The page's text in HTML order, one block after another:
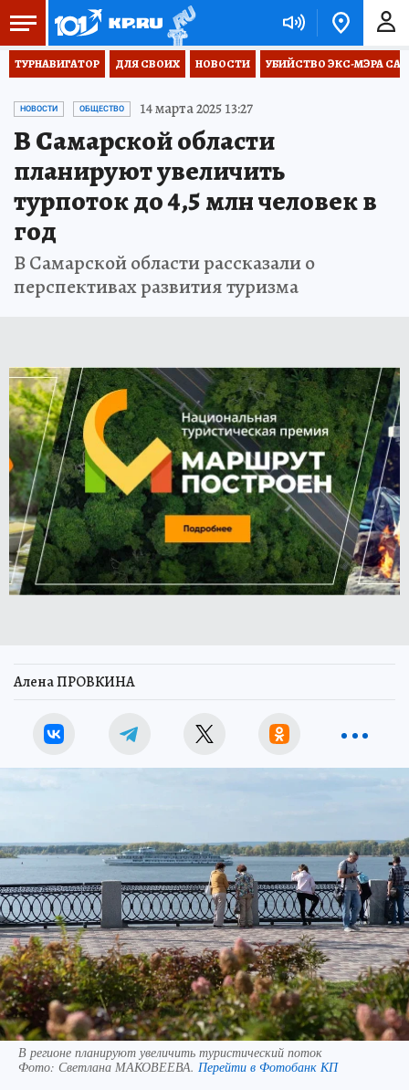
ТУРНАВИГАТОР ДЛЯ СВОИХ НОВОСТИ УБИЙСТВО ЭКС-МЭРА
НОВОСТИ ОБЩЕСТВО 14 марта 2025 13:27
В Самарской области
планируют увеличить
турпоток до 4,5 млн человек в
год
В Самарской области рассказали о
перспективах развития туризма
Алена ПРОВКИНА
В регионе планируют увеличить туристический поток
Фото: Светлана МАКОВЕЕВА. Перейти в Фотобанк КП